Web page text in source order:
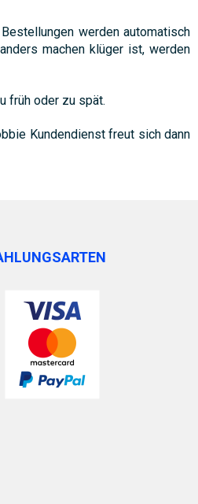
werden automatisch
machen klüger ist, werden
früh oder zu spät.
Kundendienst freut sich dann